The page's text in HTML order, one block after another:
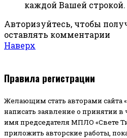
каждой Вашей строкой.
Авторизуйтесь, чтобы
оставлять комментарии
Наверх
Правила регистрации
Желающим стать авторами сайта
написать заявление о принятии
имя председателя МПЛО «Свете
приложить авторские работы,